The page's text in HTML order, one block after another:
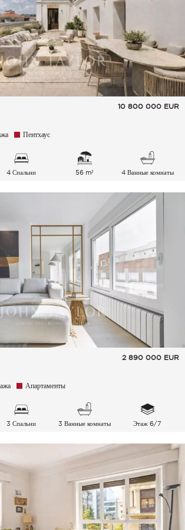
10 800 000 EUR
Пентхаус
4 Спальни 56 m² 4 Ванные комнаты
2 890 000 EUR
Апартаменты
3 Спальни 3 Ванные комнаты Этаж 6/7